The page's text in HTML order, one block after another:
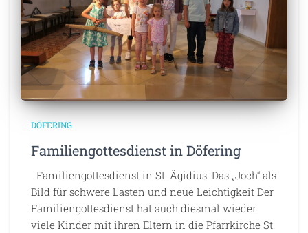
DÖFERING
Familiengottesdienst in Döfering
Familiengottesdienst in St. Ägidius: Das „Joch“ als
Bild für schwere Lasten und neue Leichtigkeit Der
Familiengottesdienst hat auch diesmal wieder
viele Kinder mit ihren Eltern in die Pfarrkirche St.